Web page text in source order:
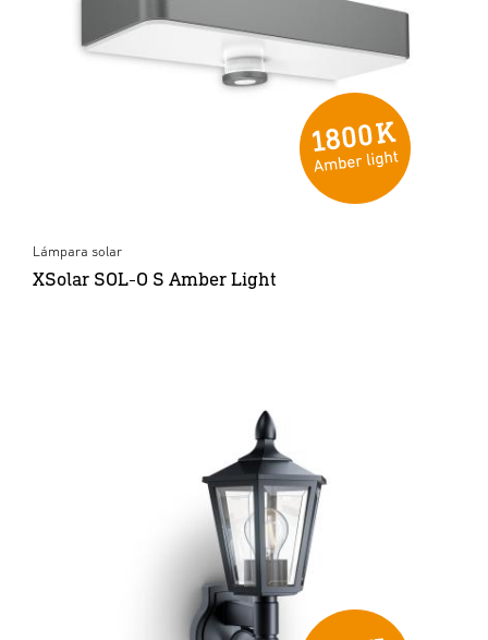
Lámpara solar
XSolar SOL-O S Amber Light